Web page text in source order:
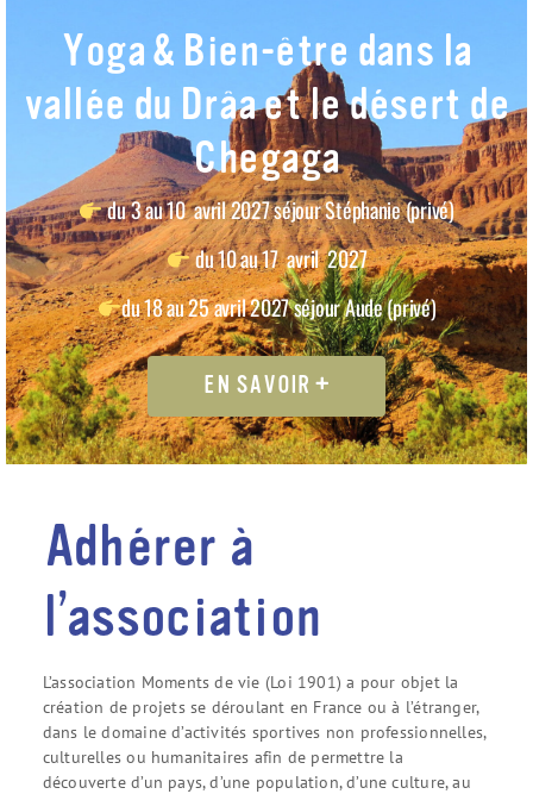
Yoga & Bien-être dans la
vallée du Drâa et le désert de
Chegaga
du 3 au 10 avril 2027 séjour Stéphanie (privé)
du 10 au 17 avril 2027
du 18 au 25 avril 2027 séjour Aude (privé)
EN SAVOIR +
Adhérer à
l’association
L’association Moments de vie (Loi 1901) a pour objet la
création de projets se déroulant en France ou à l’étranger,
dans le domaine d’activités sportives non professionnelles,
culturelles ou humanitaires afin de permettre la
découverte d’un pays, d’une population, d’une culture, au